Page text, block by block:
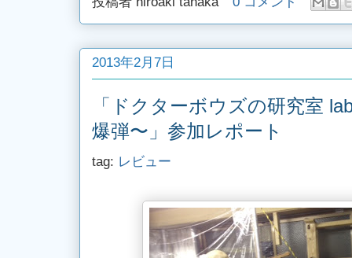
2013年2月7日
「ドクターボウズの研究室
爆弾〜」参加レポート
tag: レビュー